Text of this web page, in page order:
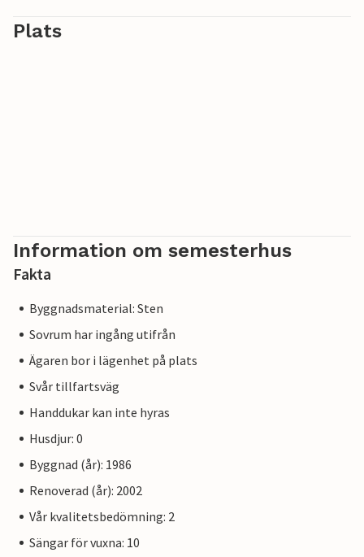
Plats
Information om semesterhus
Fakta
Byggnadsmaterial: Sten
Sovrum har ingång utifrån
Ägaren bor i lägenhet på plats
Svår tillfartsväg
Handdukar kan inte hyras
Husdjur: 0
Byggnad (år): 1986
Renoverad (år): 2002
Vår kvalitetsbedömning: 2
Sängar för vuxna: 10